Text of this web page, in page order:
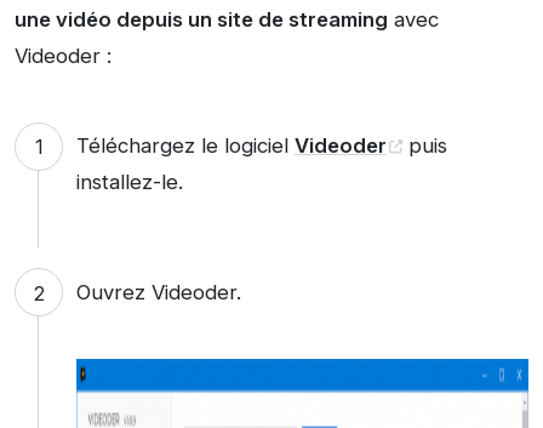
une vidéo depuis un site de streaming avec
Videoder :
Téléchargez le logiciel Videoder
puis
installez-le.
Ouvrez Videoder.